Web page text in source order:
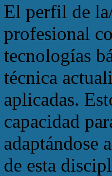
El perfil de
profesional
tecnologías
técnica
aplicadas.
capacidad
adaptándose
de esta